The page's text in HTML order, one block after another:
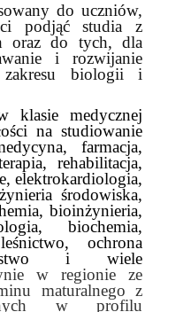
do uczniów,
podjąć studia z
oraz do tych, dla
i rozwijanie
zakresu biologii i
klasie medycznej
na studiowanie
farmacja,
rehabilitacja,
elektrokardiologia,
środowiska,
bioinżynieria,
biochemia,
ochrona
i wiele
w regionie ze
maturalnego z
w profilu